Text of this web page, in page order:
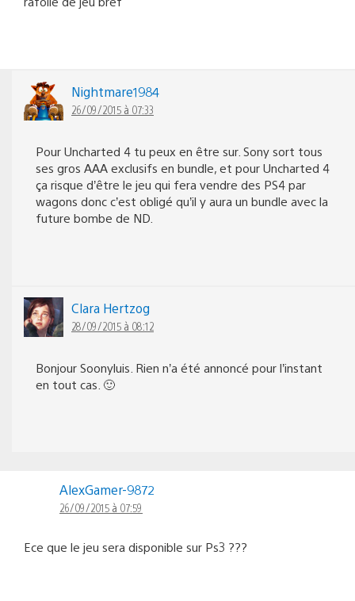
Nightmare1984
26/09/2015 à 07:33
Pour Uncharted 4 tu peux en être sur. Sony sort tous
ses gros AAA exclusifs en bundle, et pour Uncharted 4
ça risque d’être le jeu qui fera vendre des PS4 par
wagons donc c’est obligé qu’il y aura un bundle avec la
future bombe de ND.
Clara Hertzog
28/09/2015 à 08:12
Bonjour Soonyluis. Rien n’a été annoncé pour l’instant
en tout cas. 🙂
AlexGamer-9872
26/09/2015 à 07:59
Ece que le jeu sera disponible sur Ps3 ???